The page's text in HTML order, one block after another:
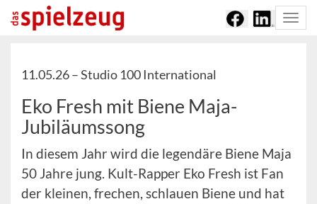
11.05.26 –Studio 100 International
Eko Fresh mit Biene Maja-
Jubiläumssong
In diesem Jahr wird die legendäre Biene Maja
50 Jahre jung. Kult-Rapper Eko Fresh ist Fan
der kleinen, frechen, schlauen Biene und hat